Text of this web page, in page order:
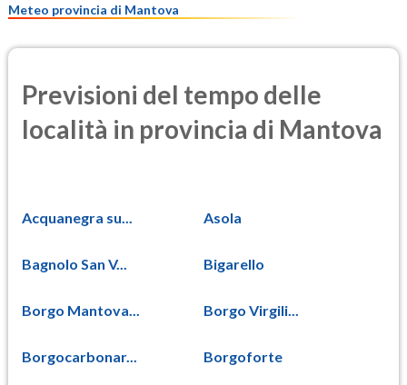
Meteo provincia di Mantova
Previsioni del tempo delle
località in provincia di Mantova
Acquanegra su... Asola
Bagnolo San V... Bigarello
Borgo Mantova... Borgo Virgili...
Borgocarbonar... Borgoforte